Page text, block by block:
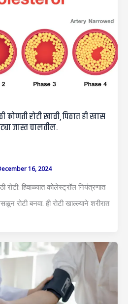
कोणती रोटी खावी, पिठात ही खास
जास्त चालतील.
16, 2024
रोटी: हिवाळ्यात कोलेस्ट्रॉल नियंत्रणात
रोटी बनवा. ही रोटी खाल्ल्याने शरीरात